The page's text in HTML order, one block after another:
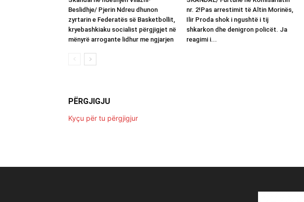
Beslidhje/ Pjerin Ndreu dhunon
zyrtarin e Federatës së Basketbollit,
kryebashkiaku socialist përgjigjet në
mënyrë arrogante lidhur me ngjarjen
nr. 2!Pas arrestimit të Altin Morinës,
Ilir Proda shok i ngushtë i tij
shkarkon dhe denigron policët. Ja
reagimi i...
PËRGJIGJU
Kyçu për tu përgjigjur